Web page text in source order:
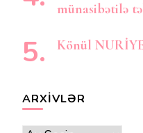
münasibətilə
Könül
ARXIVLƏR